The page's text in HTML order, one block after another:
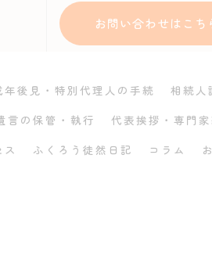
お問い合わせはこち
年後見・特別代理人の手続
相続人
言の保管・執行
代表挨拶・専門
ス ふくろう徒然日記 コラム